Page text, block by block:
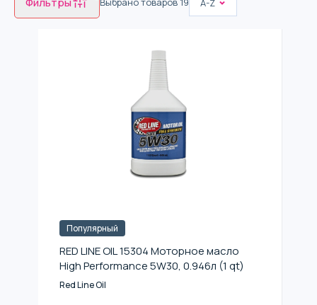
A-Z
Популярный
RED LINE OIL 15304 Моторное масло
High Performance 5W30, 0.946л (1 qt)
Red Line Oil